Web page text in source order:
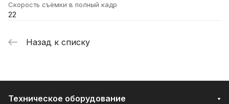
Скорость съёмки в полный кадр
22
Назад к списку
Техническое оборудование